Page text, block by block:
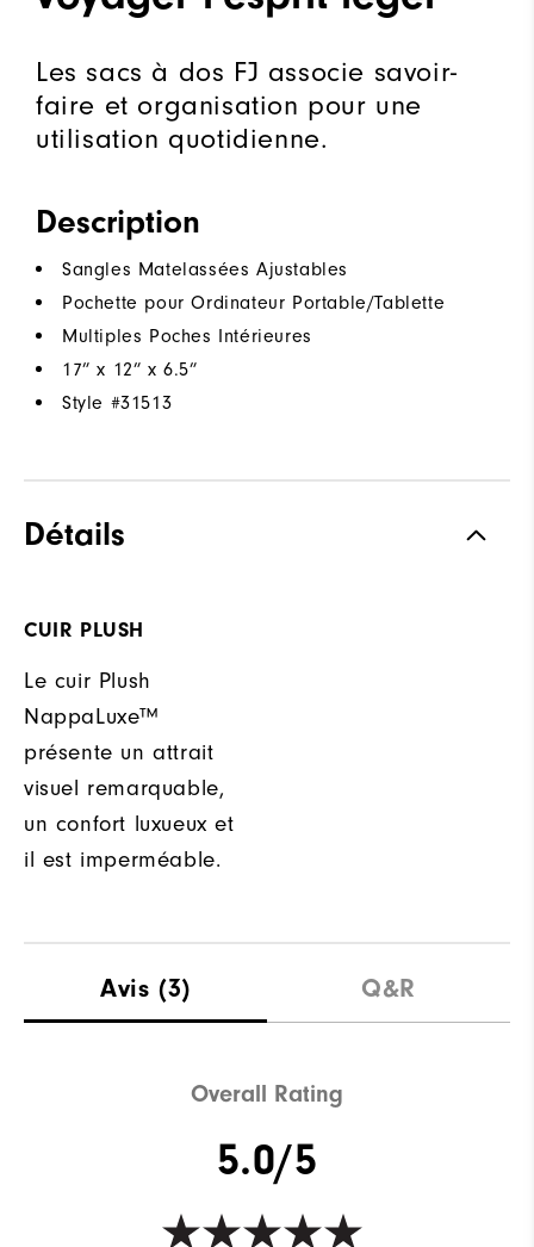
Les sacs à dos FJ associe savoir-
faire et organisation pour une
utilisation quotidienne.
Description
Sangles Matelassées Ajustables
Pochette pour Ordinateur Portable/Tablette
Multiples Poches Intérieures
17” x 12” x 6.5”
Style #31513
Détails
CUIR PLUSH
Le cuir Plush
NappaLuxe™
présente un attrait
visuel remarquable,
un confort luxueux et
il est imperméable.
Avis (3) Q&R
Overall Rating
5.0/5